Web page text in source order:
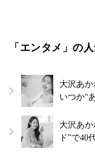
「エンタメ」の
大沢あ
いつか“
大沢あ
ド”で